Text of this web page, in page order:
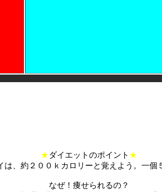
★ダイエットのポイント ★
は、約２００ｋカロリーと覚えよう。一個
なぜ！痩せられるの？